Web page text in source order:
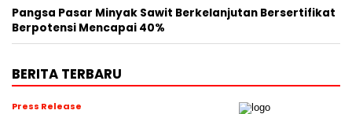
Pangsa Pasar Minyak Sawit Berkelanjutan Bersertifikat
Berpotensi Mencapai 40%
BERITA TERBARU
Press Release